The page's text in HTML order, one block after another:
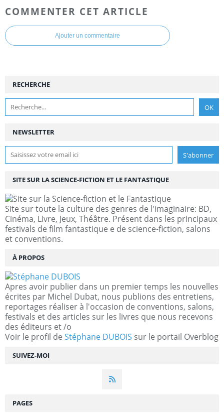
COMMENTER CET ARTICLE
Ajouter un commentaire
NEWSLETTER
SUIVEZ-MOI
RECHERCHE
SITE SUR LA SCIENCE-FICTION ET LE FANTASTIQUE
Site sur toute la culture des genres de l'imaginaire: BD,
Cinéma, Livre, Jeux, Théâtre. Présent dans les principaux
festivals de film fantastique e de science-fiction, salons
et conventions.
À PROPOS
Apres avoir publier dans un premier temps les nouvelles
écrites par Michel Dubat, nous publions des entretiens,
reportages réaliser à l'occasion de conventions, salons,
festivals et des articles sur les livres que nous recevons
des éditeurs et /o
Voir le profil de Stéphane DUBOIS sur le portail Overblog
PAGES